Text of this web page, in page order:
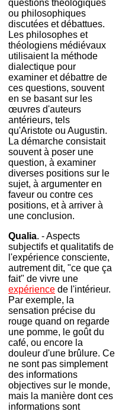
questions théologiques
ou philosophiques
discutées et débattues.
Les philosophes et
théologiens médiévaux
utilisaient la méthode
dialectique pour
examiner et débattre de
ces questions, souvent
en se basant sur les
œuvres d'auteurs
antérieurs, tels
qu'Aristote ou Augustin.
La démarche consistait
souvent à poser une
question, à examiner
diverses positions sur le
sujet, à argumenter en
faveur ou contre ces
positions, et à arriver à
une conclusion.
Qualia. - Aspects
subjectifs et qualitatifs de
l'expérience consciente,
autrement dit, "ce que ça
fait" de vivre une
expérience de l'intérieur.
Par exemple, la
sensation précise du
rouge quand on regarde
une pomme, le goût du
café, ou encore la
douleur d'une brûlure. Ce
ne sont pas simplement
des informations
objectives sur le monde,
mais la manière dont ces
informations sont